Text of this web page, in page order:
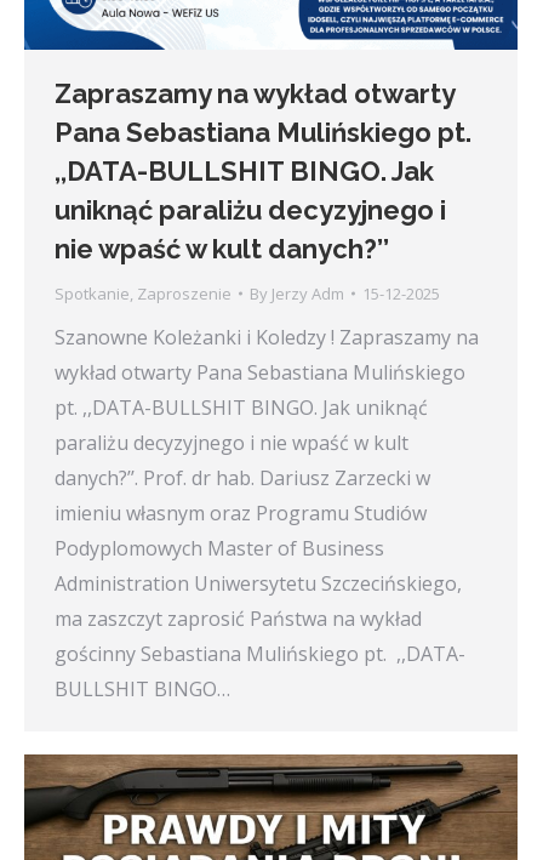
Zapraszamy na wykład otwarty
Pana Sebastiana Mulińskiego pt.
,,DATA-BULLSHIT BINGO. Jak
uniknąć paraliżu decyzyjnego i
nie wpaść w kult danych?’’
Spotkanie Zaproszenie By Jerzy Adm 15-12-2025
Szanowne Koleżanki i Koledzy ! Zapraszamy na
wykład otwarty Pana Sebastiana Mulińskiego
pt. ,,DATA-BULLSHIT BINGO. Jak uniknąć
paraliżu decyzyjnego i nie wpaść w kult
danych?’’. Prof. dr hab. Dariusz Zarzecki w
imieniu własnym oraz Programu Studiów
Podyplomowych Master of Business
Administration Uniwersytetu Szczecińskiego,
ma zaszczyt zaprosić Państwa na wykład
gościnny Sebastiana Mulińskiego pt. ,,DATA-
BULLSHIT BINGO…